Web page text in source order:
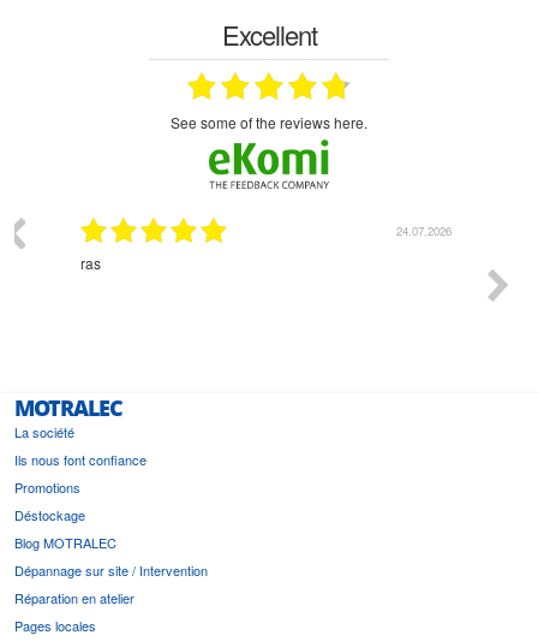
Excellent
see some of the reviews here.
24.07.2026
ras
MOTRALEC
La société
Ils nous font confiance
Promotions
Déstockage
Blog MOTRALEC
Dépannage sur site / Intervention
Réparation en atelier
Pages locales